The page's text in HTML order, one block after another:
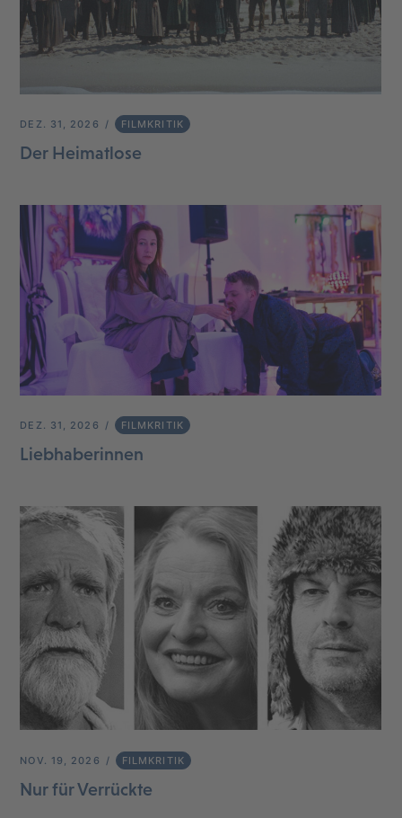
DEZ. 31, 2026 FILMKRITIK
Der Heimatlose
DEZ. 31, 2026 FILMKRITIK
Liebhaberinnen
NOV. 19, 2026 FILMKRITIK
Nur für Verrückte